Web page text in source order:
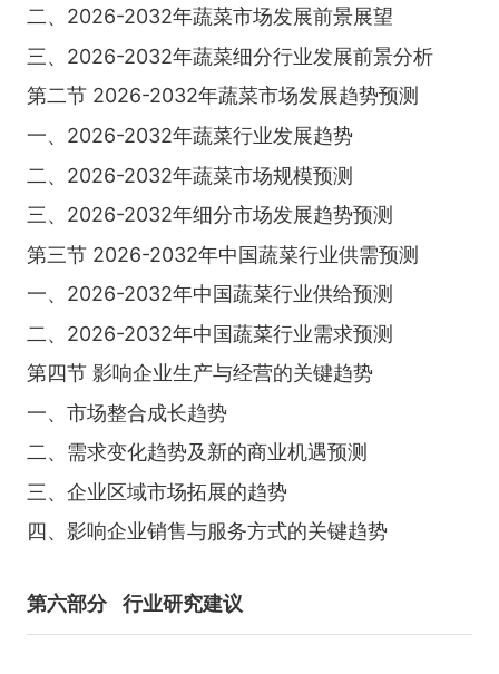
二、2026-2032年蔬菜市场发展前景展望
三、2026-2032年蔬菜细分行业发展前景分析
第二节 2026-2032年蔬菜市场发展趋势预测
一、2026-2032年蔬菜行业发展趋势
二、2026-2032年蔬菜市场规模预测
三、2026-2032年细分市场发展趋势预测
第三节 2026-2032年中国蔬菜行业供需预测
一、2026-2032年中国蔬菜行业供给预测
二、2026-2032年中国蔬菜行业需求预测
第四节 影响企业生产与经营的关键趋势
一、市场整合成长趋势
二、需求变化趋势及新的商业机遇预测
三、企业区域市场拓展的趋势
四、影响企业销售与服务方式的关键趋势
第六部分 行业研究建议